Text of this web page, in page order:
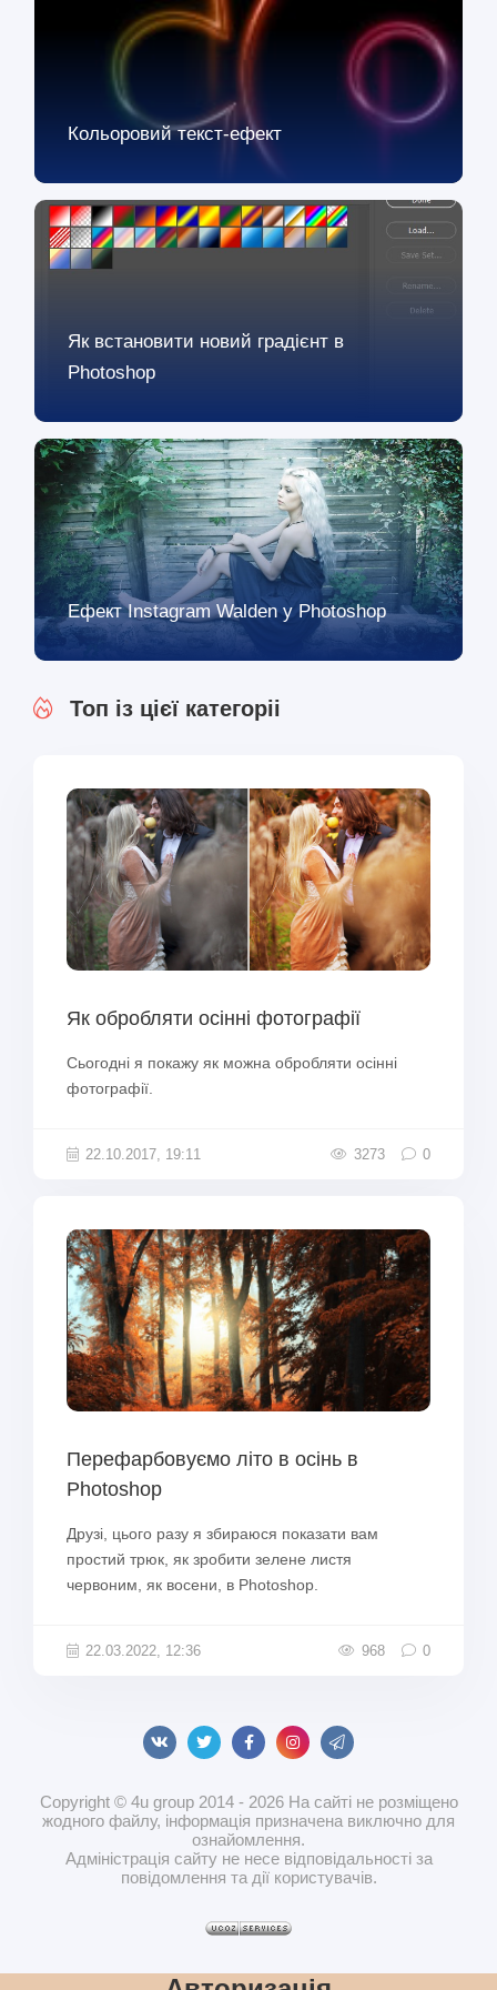
Кольоровий текст-ефект
Як встановити новий градієнт в
Photoshop
Ефект Instagram Walden у Photoshop
Топ із цієї категоріі
Як обробляти осінні фотографії
Сьогодні я покажу як можна обробляти осінні
фотографії.
22.10.2017, 19:11 3273 0
Перефарбовуємо літо в осінь в
Photoshop
Друзі, цього разу я збираюся показати вам
простий трюк, як зробити зелене листя
червоним, як восени, в Photoshop.
22.03.2022, 12:36 968 0
Copyright © 4u group 2014 - 2026 На сайті не розміщено
жодного файлу, інформація призначена виключно для
ознайомлення.
Адміністрація сайту не несе відповідальності за
повідомлення та дії користувачів.